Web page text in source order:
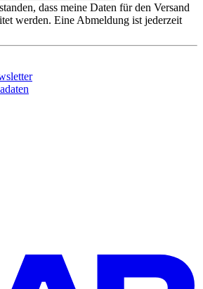
dass meine Daten für den Versand
werden. Eine Abmeldung ist jederzeit